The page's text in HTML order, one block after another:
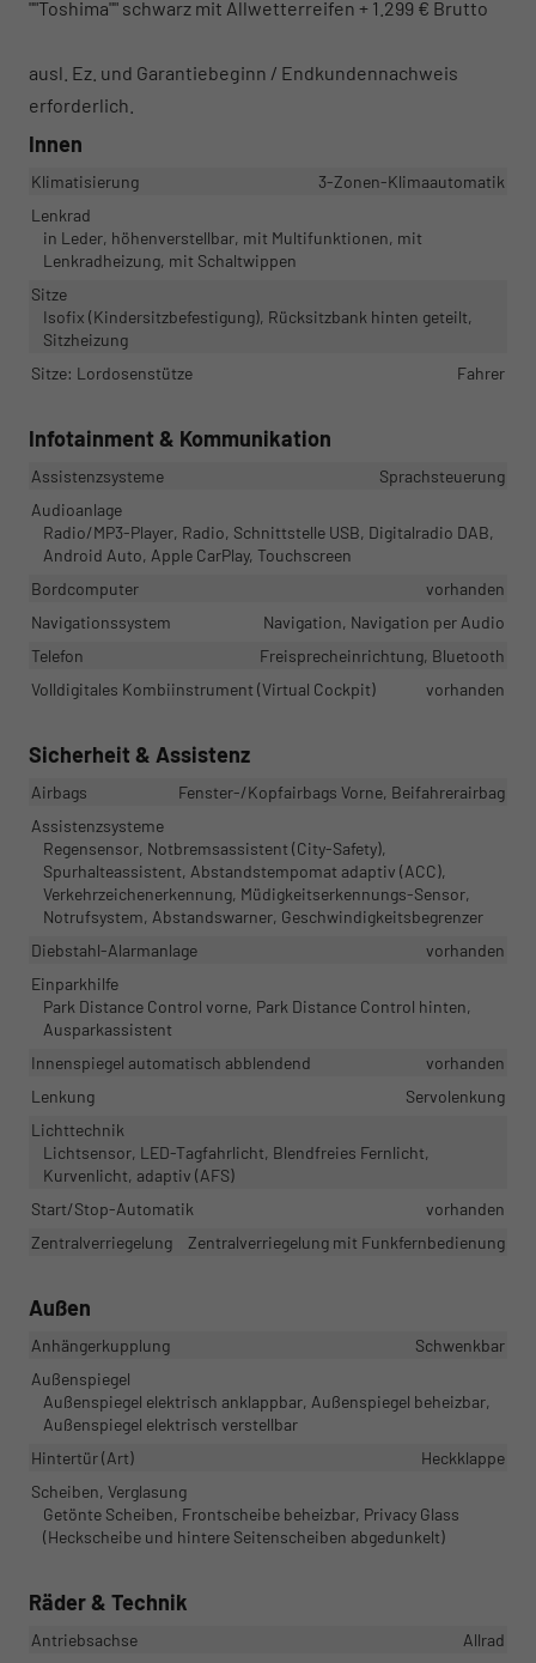
""Toshima"" schwarz mit Allwetterreifen + 1.299 € Brutto
ausl. Ez. und Garantiebeginn / Endkundennachweis
erforderlich.
Innen
Klimatisierung
3-Zonen-Klimaautomatik
Lenkrad
in Leder, höhenverstellbar, mit Multifunktionen, mit
Lenkradheizung, mit Schaltwippen
Sitze
Isofix (Kindersitzbefestigung), Rücksitzbank hinten geteilt,
Sitzheizung
Sitze: Lordosenstütze
Fahrer
Infotainment & Kommunikation
Assistenzsysteme
Sprachsteuerung
Audioanlage
Radio/MP3-Player, Radio, Schnittstelle USB, Digitalradio DAB,
Android Auto, Apple CarPlay, Touchscreen
Bordcomputer
vorhanden
Navigationssystem
Navigation, Navigation per Audio
Telefon
Freisprecheinrichtung, Bluetooth
Volldigitales Kombiinstrument (Virtual Cockpit)
vorhanden
Sicherheit & Assistenz
Airbags
Fenster-/Kopfairbags Vorne, Beifahrerairbag
Assistenzsysteme
Regensensor, Notbremsassistent (City-Safety),
Spurhalteassistent, Abstandstempomat adaptiv (ACC),
Verkehrzeichenerkennung, Müdigkeitserkennungs-Sensor,
Notrufsystem, Abstandswarner, Geschwindigkeitsbegrenzer
Diebstahl-Alarmanlage
vorhanden
Einparkhilfe
Park Distance Control vorne, Park Distance Control hinten,
Ausparkassistent
Innenspiegel automatisch abblendend
vorhanden
Lenkung
Servolenkung
Lichttechnik
Lichtsensor, LED-Tagfahrlicht, Blendfreies Fernlicht,
Kurvenlicht, adaptiv (AFS)
Start/Stop-Automatik
vorhanden
Zentralverriegelung
Zentralverriegelung mit Funkfernbedienung
Außen
Anhängerkupplung
Schwenkbar
Außenspiegel
Außenspiegel elektrisch anklappbar, Außenspiegel beheizbar,
Außenspiegel elektrisch verstellbar
Hintertür (Art)
Heckklappe
Scheiben, Verglasung
Getönte Scheiben, Frontscheibe beheizbar, Privacy Glass
(Heckscheibe und hintere Seitenscheiben abgedunkelt)
Räder & Technik
Antriebsachse
Allrad